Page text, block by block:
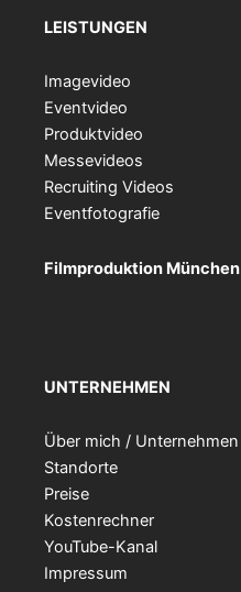
LEISTUNGEN
Imagevideo
Eventvideo
Produktvideo
Messevideos
Recruiting Videos
Eventfotografie
Filmproduktion München
UNTERNEHMEN
Über mich / Unternehmen
Standorte
Preise
Kostenrechner
YouTube-Kanal
Impressum